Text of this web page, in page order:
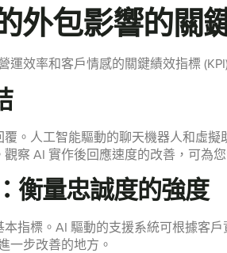
外包影響的關
運效率和客戶情感的關鍵績效指標
。人工智能驅動的聊天機器人和虛
察 AI 實作後回應速度的改善，可為
衡量忠誠度的強度
本指標。AI 驅動的支援系統可根據客
一步改善的地方。